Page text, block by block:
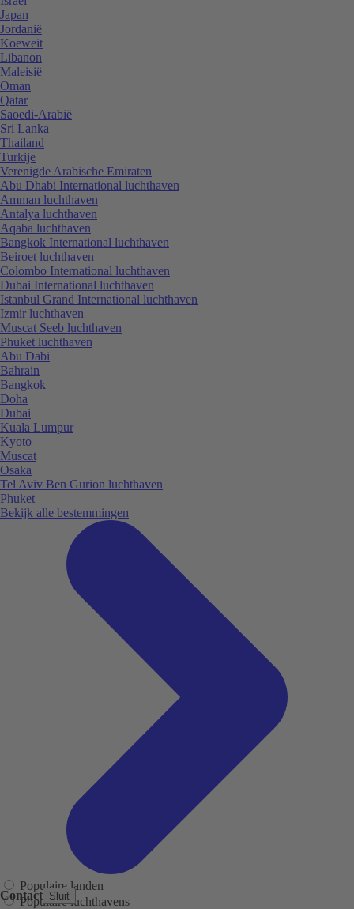
Contact Sluit
Japan
Jordanië
Koeweit
Libanon
Maleisië
Oman
Qatar
Saoedi-Arabië
Sri Lanka
Thailand
Turkije
Verenigde Arabische Emiraten
Abu Dhabi International luchthaven
Amman luchthaven
Antalya luchthaven
Aqaba luchthaven
Bangkok International luchthaven
Beiroet luchthaven
Colombo International luchthaven
Dubai International luchthaven
Istanbul Grand International luchthaven
Izmir luchthaven
Muscat Seeb luchthaven
Phuket luchthaven
Abu Dabi
Bahrain
Bangkok
Doha
Dubai
Kuala Lumpur
Kyoto
Muscat
Osaka
Tel Aviv Ben Gurion luchthaven
Phuket
Bekijk alle bestemmingen
Populaire landen
Populaire luchthavens